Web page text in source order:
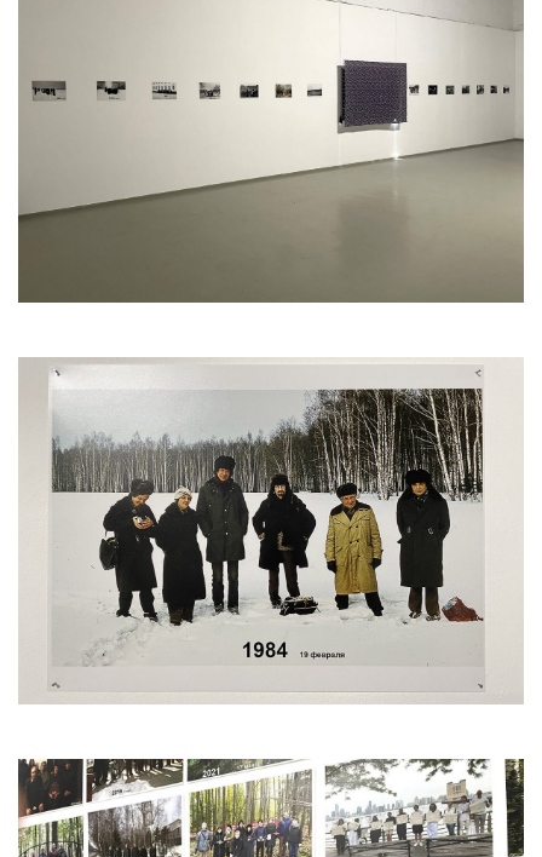
«Коллективных действий», «Появление»,
состоявшаяся 13 марта 1976 г., представляла
собой наблюдение за приближением двух
участников группы: подойдя к зрителям, они
вручили приглашенным бумажные
временное переживание (термин Никиты
Алексеева), и проект «Светает под ситцем»
также становится своего рода
пространством акции, в которой зритель
получает возможность поучаствовать или
воздержаться от участия.
В проект вошла документация акции 182.
ЛЕЧЬ – РЕЧЬ, состоявшаяся 12 сентября 2025
года и посвященная Никите Алексееву.